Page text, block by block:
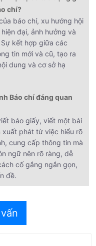
chí?
báo chí, xu hướng hội
đại, ảnh hưởng và
kết hợp giữa các
tin mới và cũ, tạo ra
dung và cơ sở hạ
Báo chí đáng quan
báo giấy, viết một bài
xuất phát từ việc hiểu rõ
cung cấp thông tin mà
ngữ nên rõ ràng, dễ
cố gắng ngắn gọn,
đề.